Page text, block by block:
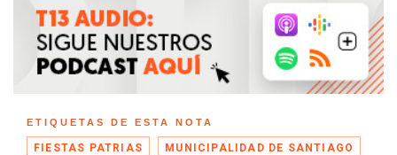
ETIQUETAS DE ESTA NOTA
FIESTAS PATRIAS MUNICIPALIDAD DE SANTIAGO